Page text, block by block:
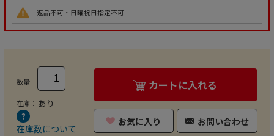
返品不可・日曜祝日指定不可
数量
在庫： あり
在庫数について
カートに入れる
お気に入り お問い合わせ